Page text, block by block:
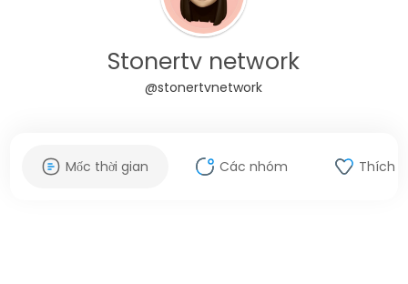
Stonertv network
@stonertvnetwork
Mốc thời gian Các nhóm Thích